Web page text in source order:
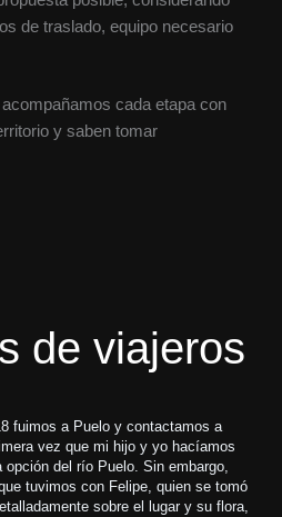
de traslado, equipo necesario
cada etapa con
y saben tomar
de viajeros
fuimos a Puelo y contactamos a
vez que mi hijo y yo hacíamos
del río Puelo. Sin embargo,
tuvimos con Felipe, quien se tomó
sobre el lugar y su flora,